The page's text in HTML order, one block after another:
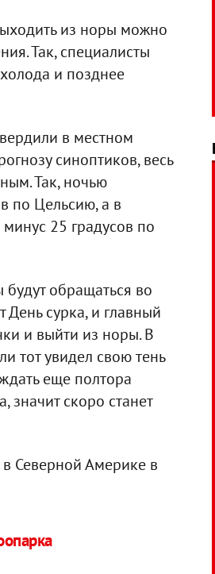
из норы можно
Так, специалисты
и позднее
в местном
синоптиков, весь
Так, ночью
по Цельсию, а в
25 градусов по
будут обращаться во
сурка, и главный
и выйти из норы. В
тот увидел свою тень
еще полтора
скоро станет
Северной Америке в